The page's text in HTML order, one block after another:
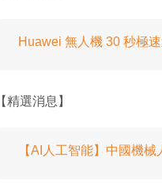
Huawei 無人機 30 秒極
【精選消息】
【AI人工智能】中國機